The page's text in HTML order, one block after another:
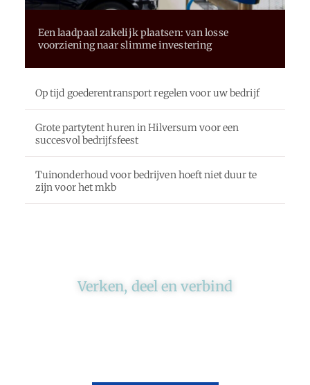
Een laadpaal zakelijk plaatsen: van losse
voorziening naar slimme investering
Op tijd goederentransport regelen voor uw bedrijf
Grote partytent huren in Hilversum voor een
succesvol bedrijfsfeest
Tuinonderhoud voor bedrijven hoeft niet duur te
zijn voor het mkb
Verken, deel en verbind